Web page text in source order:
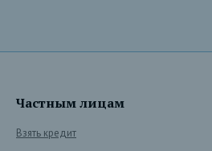
Частным лицам
Взять кредит